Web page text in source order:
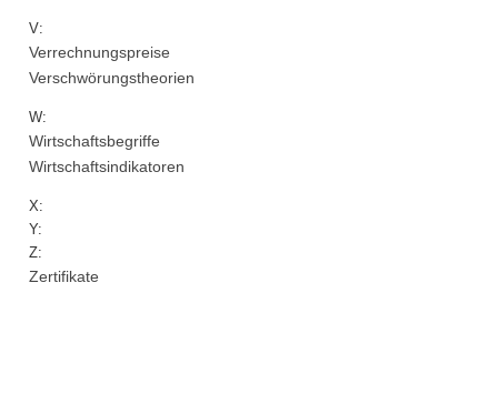
V:
Verrechnungspreise
Verschwörungstheorien
W:
Wirtschaftsbegriffe
Wirtschaftsindikatoren
X:
Y:
Z:
Zertifikate